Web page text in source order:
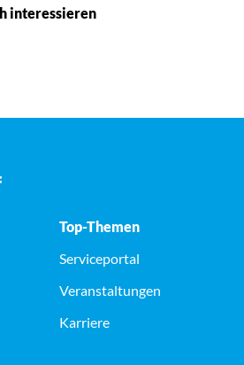
interessieren
Top-Themen
Serviceportal
Veranstaltungen
Karriere